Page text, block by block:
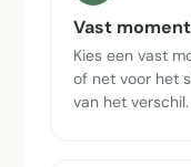
Vast
Kies een vast
of net voor het
van het verschil.